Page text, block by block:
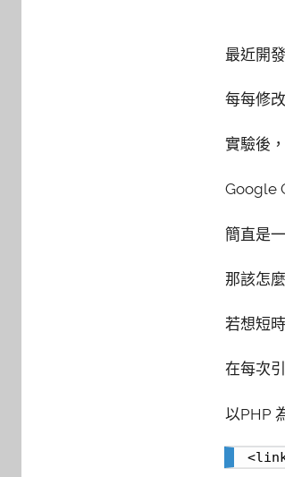
最近開
每每修
實驗後
Google
簡直是
那該怎
若想短
在每次
以PHP